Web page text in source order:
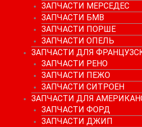
ЗАПЧАСТИ МЕРСЕДЕС
ЗАПЧАСТИ БМВ
ЗАПЧАСТИ ПОРШЕ
ЗАПЧАСТИ ОПЕЛЬ
ЗАПЧАСТИ ДЛЯ
ЗАПЧАСТИ РЕНО
ЗАПЧАСТИ ПЕЖО
ЗАПЧАСТИ СИТРОЕН
ЗАПЧАСТИ ДЛЯ
ЗАПЧАСТИ ФОРД
ЗАПЧАСТИ ДЖИП